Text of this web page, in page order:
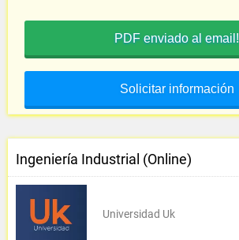
PDF enviado al email!
Solicitar información
Ingeniería Industrial (Online)
Universidad Uk